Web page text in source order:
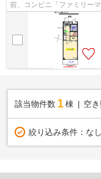
前、コンビニ「ファミリー
ームセンター「コーナン
該当物件数 1棟 空
絞り込み条件： なし